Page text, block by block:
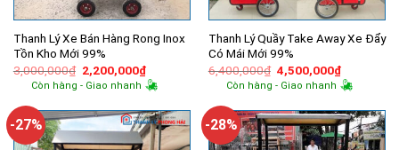
Thanh Lý Xe Bán Hàng Rong Inox
Tồn Kho Mới 99%
3,000,000₫ Giá
gốc
là:
2,200,000₫Giá
hiện
tại
2,200,000₫.
Còn hàng - Giao nhanh
Thanh Lý Quầy Take Away Xe Đẩy
Có Mái Mới 99%
6,400,000₫ Giá
gốc
là:
4,500,000₫Giá
hiện
tại
Còn hàng - Giao nhanh
-27% -28%